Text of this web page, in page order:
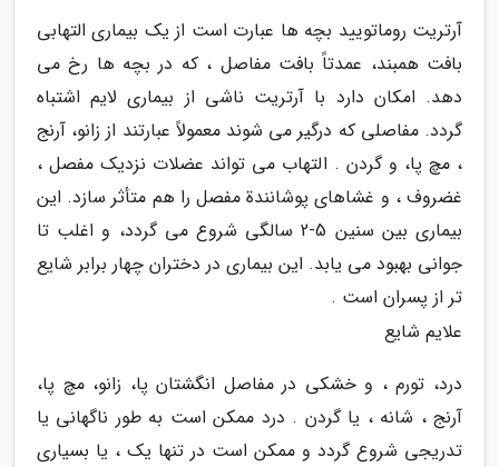
آرتریت روماتویید بچه ها عبارت است از یک بیماری التهابی
بافت همبند، عمدتاً بافت مفاصل ، که در بچه ها رخ می
دهد. امکان دارد با آرتریت ناشی از بیماری لایم اشتباه
گردد. مفاصلی که درگیر می شوند معمولاً عبارتند از زانو، آرنج
، مچ پا، و گردن . التهاب می تواند عضلات نزدیک مفصل ،
غضروف ، و غشاهای پوشانندة مفصل را هم متأثر سازد. این
بیماری بین سنین 5-2 سالگی شروع می گردد، و اغلب تا
جوانی بهبود می یابد. این بیماری در دختران چهار برابر شایع
تر از پسران است .
علایم شایع
درد، تورم ، و خشکی در مفاصل انگشتان پا، زانو، مچ پا،
آرنج ، شانه ، یا گردن . درد ممکن است به طور ناگهانی یا
تدریجی شروع گردد و ممکن است در تنها یک ، یا بسیاری